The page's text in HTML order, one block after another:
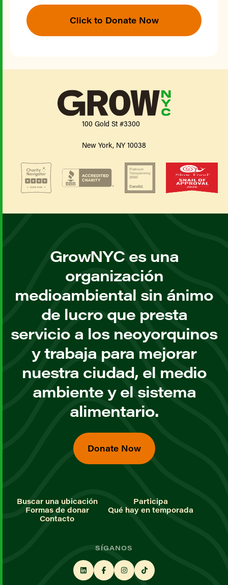
Click to Donate Now
100 Gold St #3300
New York, NY 10038
GrowNYC es una
organización
medioambiental sin ánimo
de lucro que presta
servicio a los neoyorquinos
y trabaja para mejorar
nuestra ciudad, el medio
ambiente y el sistema
alimentario.
Donate Now
Buscar una ubicación
Participa
Formas de donar
Qué hay en temporada
Contacto
SÍGANOS